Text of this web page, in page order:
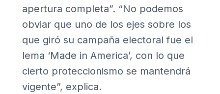
apertura completa”. “No podemos
obviar que uno de los ejes sobre los
que giró su campaña electoral fue el
lema ‘Made in America’, con lo que
cierto proteccionismo se mantendrá
vigente”, explica.